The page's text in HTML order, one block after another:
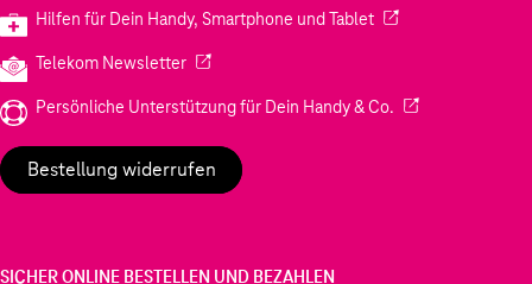
Hilfen für Dein Handy, Smartphone und Tablet(Wird in einem
Telekom Newsletter(Wird in einem neuen Tab geöffnet)
Persönliche Unterstützung für Dein Handy & Co. (Wird in einem
Bestellung widerrufen
SICHER ONLINE BESTELLEN UND BEZAHLEN